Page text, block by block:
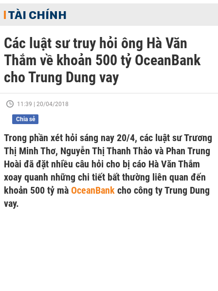
TÀI CHÍNH
Các luật sư truy hỏi ông Hà Văn
Thắm về khoản 500 tỷ OceanBank
cho Trung Dung vay
11:39 | 20/04/2018
Chia sẻ
Trong phần xét hỏi sáng nay 20/4, các luật sư Trương
Thị Minh Thơ, Nguyễn Thị Thanh Thảo và Phan Trung
Hoài đã đặt nhiều câu hỏi cho bị cáo Hà Văn Thắm
xoay quanh những chi tiết bất thường liên quan đến
khoản 500 tỷ mà OceanBank cho công ty Trung Dung
vay.